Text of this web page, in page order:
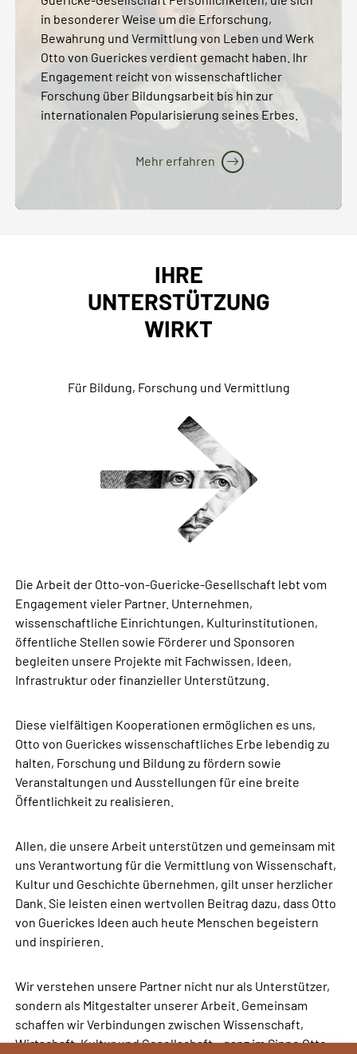
in besonderer Weise um die Erforschung,
Bewahrung und Vermittlung von Leben und Werk
Otto von Guerickes verdient gemacht haben. Ihr
Engagement reicht von wissenschaftlicher
Forschung über Bildungsarbeit bis hin zur
internationalen Popularisierung seines Erbes.
Mehr erfahren
IHRE
UNTERSTÜTZUNG
WIRKT
Für Bildung, Forschung und Vermittlung
Die Arbeit der Otto-von-Guericke-Gesellschaft lebt vom
Engagement vieler Partner. Unternehmen,
wissenschaftliche Einrichtungen, Kulturinstitutionen,
öffentliche Stellen sowie Förderer und Sponsoren
begleiten unsere Projekte mit Fachwissen, Ideen,
Infrastruktur oder finanzieller Unterstützung.
Diese vielfältigen Kooperationen ermöglichen es uns,
Otto von Guerickes wissenschaftliches Erbe lebendig zu
halten, Forschung und Bildung zu fördern sowie
Veranstaltungen und Ausstellungen für eine breite
Öffentlichkeit zu realisieren.
Allen, die unsere Arbeit unterstützen und gemeinsam mit
uns Verantwortung für die Vermittlung von Wissenschaft,
Kultur und Geschichte übernehmen, gilt unser herzlicher
Dank. Sie leisten einen wertvollen Beitrag dazu, dass Otto
von Guerickes Ideen auch heute Menschen begeistern
und inspirieren.
Wir verstehen unsere Partner nicht nur als Unterstützer,
sondern als Mitgestalter unserer Arbeit. Gemeinsam
schaffen wir Verbindungen zwischen Wissenschaft,
Wirtschaft, Kultur und Gesellschaft – ganz im Sinne Otto